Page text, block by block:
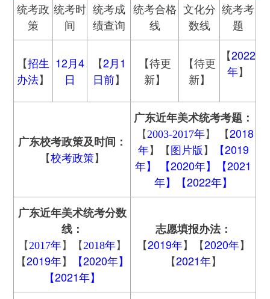
统考政
策
统考时
间
统考成
绩查询
统考合格
线
文化分
数线
统考考
题
【招生
办法】
12月4
日
【2月1
日前】
【待更
新】
【待更
新】
【2022
年】
广东校考政策及时间：
【校考政策】
广东近年美术统考考题：
【2003-2017年】 【2018
年】【图片版】
【2019
年】 【2020年】【2021
年】【2022年】
广东近年美术统考分数
线：
【2017年】【2018年】
【2019年】 【2020年】
【2021年】
志愿填报办法：
【2019年】【2020年】
【2021年】